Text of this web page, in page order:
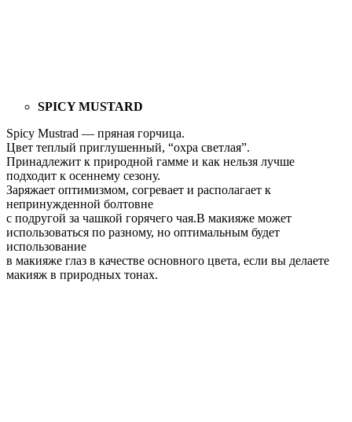
SPICY MUSTARD
Spicy Mustrad — пряная горчица.
Цвет теплый приглушенный, “охра светлая”.
Принадлежит к природной гамме и как нельзя лучше
подходит к осеннему сезону.
Заряжает оптимизмом, согревает и располагает к
непринужденной болтовне
с подругой за чашкой горячего чая.В макияже может
использоваться по разному, но оптимальным будет
использование
в макияже глаз в качестве основного цвета, если вы делаете
макияж в природных тонах.